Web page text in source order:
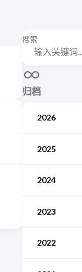
搜索
归档
2026
2025
2024
2023
2022